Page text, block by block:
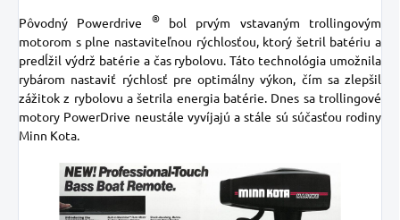
Pôvodný Powerdrive ®
bol prvým vstavaným trollingovým
motorom s plne nastaviteľnou rýchlosťou, ktorý šetril batériu a
predĺžil výdrž batérie a čas rybolovu. Táto technológia umožnila
rybárom nastaviť rýchlosť pre optimálny výkon, čím sa zlepšil
zážitok z rybolovu a šetrila energia batérie. Dnes sa trollingové
motory PowerDrive neustále vyvíjajú a stále sú súčasťou rodiny
Minn Kota.